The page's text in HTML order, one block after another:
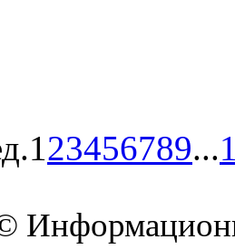
123456789...